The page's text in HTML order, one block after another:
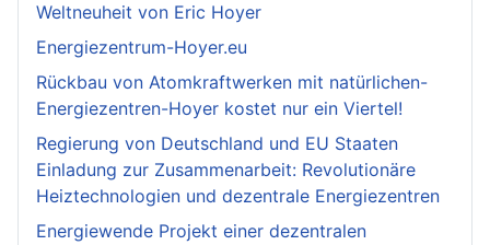
Weltneuheit von Eric Hoyer
Energiezentrum-Hoyer.eu
Rückbau von Atomkraftwerken mit natürlichen-
Energiezentren-Hoyer kostet nur ein Viertel!
Regierung von Deutschland und EU Staaten
Einladung zur Zusammenarbeit: Revolutionäre
Heiztechnologien und dezentrale Energiezentren
Energiewende Projekt einer dezentralen